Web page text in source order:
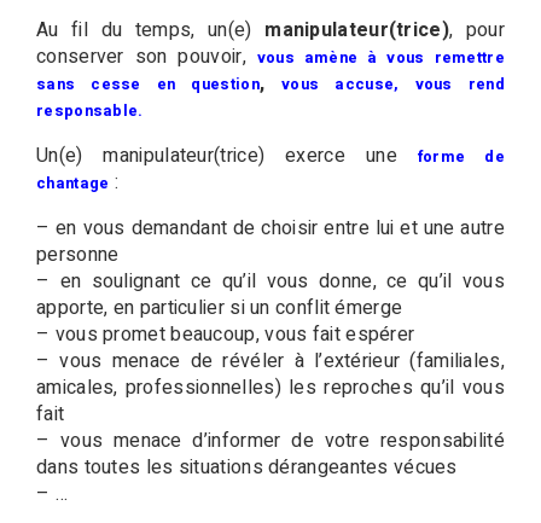
Au fil du temps, un(e) manipulateur(trice), pour
conserver son pouvoir, vous amène à vous remettre
sans cesse en question,vous accuse, vous rend
responsable.
Un(e) manipulateur(trice) exerce une
forme de
chantage :
– en vous demandant de choisir entre lui et une autre
personne
– en soulignant ce qu’il vous donne, ce qu’il vous
apporte, en particulier si un conflit émerge
– vous promet beaucoup, vous fait espérer
– vous menace de révéler à l’extérieur (familiales,
amicales, professionnelles) les reproches qu’il vous
fait
– vous menace d’informer de votre responsabilité
dans toutes les situations dérangeantes vécues
– …